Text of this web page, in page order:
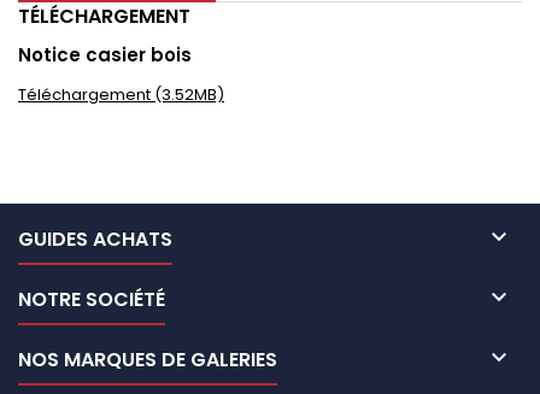
TÉLÉCHARGEMENT
Notice casier bois
Téléchargement (3.52MB)
GUIDES ACHATS 
NOTRE SOCIÉTÉ 
NOS MARQUES DE GALERIES 